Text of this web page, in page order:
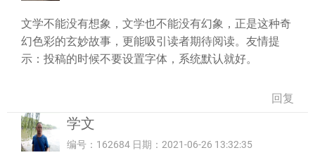
文学不能没有想象，文学也不能没有幻象，正是这种奇
幻色彩的玄妙故事，更能吸引读者期待阅读。友情提
示：投稿的时候不要设置字体，系统默认就好。
回复
学文
编号：162684 日期：2021-06-26 13:32:35